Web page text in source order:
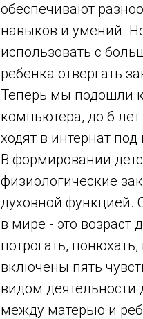
обеспечивают
навыков и умений.
использовать с
ребенка отвергать
Теперь мы подошли
компьютера, до 6 лет
ходят в интернат
В формировании
физиологические
духовной функцией.
в мире - это возраст
потрогать,
включены пять
видом деятельности
между матерью и